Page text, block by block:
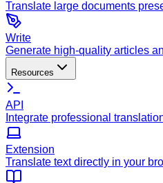
Translate large documents
Write
Generate high-quality articles
Resources
API
Integrate professional
Extension
Translate text directly in your